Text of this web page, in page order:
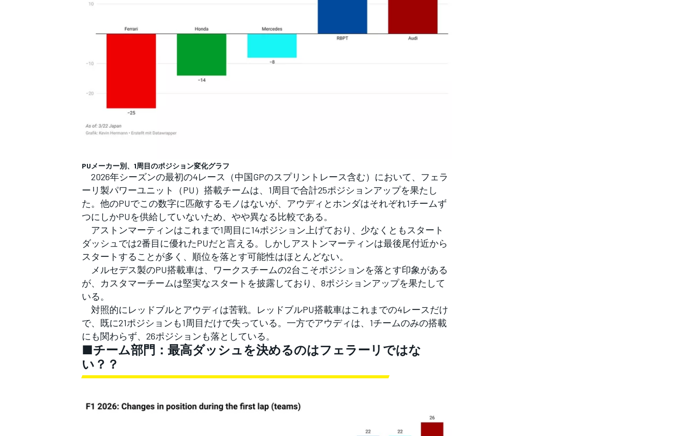
PUメーカー別、1周目のポジション変化グラフ
2026年シーズンの最初の4レース（中国GPのスプリントレース含む）において、フェラ
ーリ製パワーユニット（PU）搭載チームは、1周目で合計25ポジションアップを果たし
た。他のPUでこの数字に匹敵するモノはないが、アウディとホンダはそれぞれ1チームず
つにしかPUを供給していないため、やや異なる比較である。
アストンマーティンはこれまで1周目に14ポジション上げており、少なくともスタート
ダッシュでは2番目に優れたPUだと言える。しかしアストンマーティンは最後尾付近から
スタートすることが多く、順位を落とす可能性はほとんどない。
メルセデス製のPU搭載車は、ワークスチームの2台こそポジションを落とす印象がある
が、カスタマーチームは堅実なスタートを披露しており、8ポジションアップを果たして
いる。
対照的にレッドブルとアウディは苦戦。レッドブルPU搭載車はこれまでの4レースだけ
で、既に21ポジションも1周目だけで失っている。一方でアウディは、1チームのみの搭載
にも関わらず、26ポジションも落としている。
■チーム部門：最高ダッシュを決めるのはフェラーリではな
い？？